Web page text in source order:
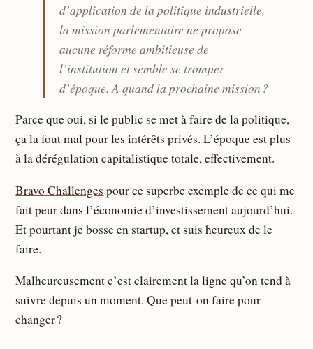
d’application de la politique industrielle,
la mission parlementaire ne propose
aucune réforme ambitieuse de
l’institution et semble se tromper
d’époque. A quand la prochaine mission ?
Parce que oui, si le public se met à faire de la politique,
ça la fout mal pour les intérêts privés. L’époque est plus
à la dérégulation capitalistique totale, effectivement.
Bravo Challenges pour ce superbe exemple de ce qui me
fait peur dans l’économie d’investissement aujourd’hui.
Et pourtant je bosse en startup, et suis heureux de le
faire.
Malheureusement c’est clairement la ligne qu’on tend à
suivre depuis un moment. Que peut-on faire pour
changer ?